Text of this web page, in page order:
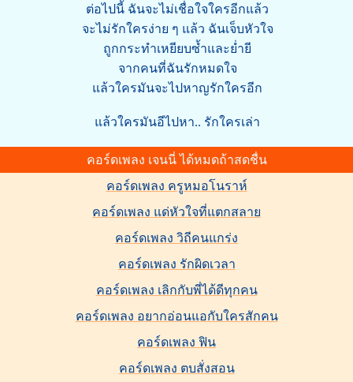
ต่อไปนี้ ฉันจะไม่เชื่อใจใครอีกแล้ว
จะไม่รักใครง่าย ๆ แล้ว ฉันเจ็บหัวใจ
ถูกกระทำเหยียบซ้ำและย่ำยี
จากคนที่ฉันรักหมดใจ
แล้วใครมันจะไปหาญรักใครอีก
แล้วใครมันอีไปหา.. รักใครเล่า
คอร์ดเพลง เจนนี่ ได้หมดถ้าสดชื่น
คอร์ดเพลง ครูหมอโนราห์
คอร์ดเพลง แด่หัวใจที่แตกสลาย
คอร์ดเพลง วิถีคนแกร่ง
คอร์ดเพลง รักผิดเวลา
คอร์ดเพลง เลิกกับพี่ได้ดีทุกคน
คอร์ดเพลง อยากอ่อนแอกับใครสักคน
คอร์ดเพลง ฟิน
คอร์ดเพลง ตบสั่งสอน